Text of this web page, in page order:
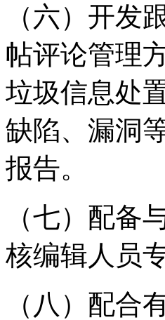
（六）开发
帖评论管理
垃圾信息处
缺陷、漏洞
报告。
（七）配备
核编辑人员
（八）配合